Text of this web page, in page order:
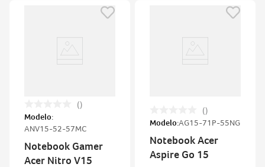
Modelo:
ANV15-52-57MC
Notebook Gamer
Acer Nitro V15
Modelo:AG15-71P-55NG
Notebook Acer
Aspire Go 15